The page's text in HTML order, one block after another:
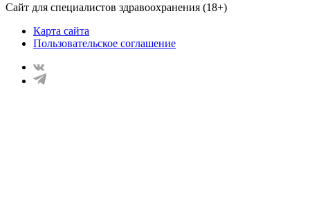
Сайт для специалистов здравоохранения (18+)
Карта сайта
Пользовательское соглашение